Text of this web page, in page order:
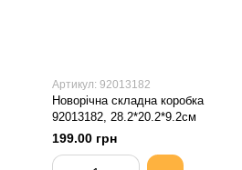
Артикул: 92013182
Новорічна складна коробка
92013182, 28.2*20.2*9.2см
199.00 грн